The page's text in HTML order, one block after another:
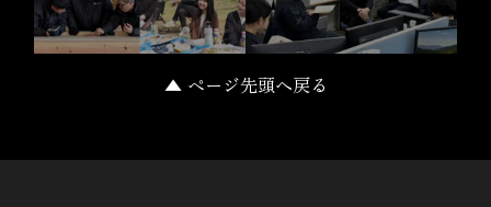
▲ ページ先頭へ戻る